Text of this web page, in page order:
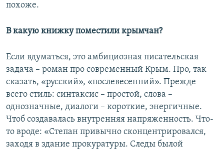
похоже.
В какую книжку поместили крымчан?
Если вдуматься, это амбициозная писательская
задача – роман про современный Крым. Про, так
сказать, «русский», «послевесенний». Прежде
всего стиль: синтаксис – простой, слова –
однозначные, диалоги – короткие, энергичные.
Чтоб создавалась внутренняя напряженность. Что-
то вроде: «Степан привычно сконцентрировался,
заходя в здание прокуратуры. Следы былой